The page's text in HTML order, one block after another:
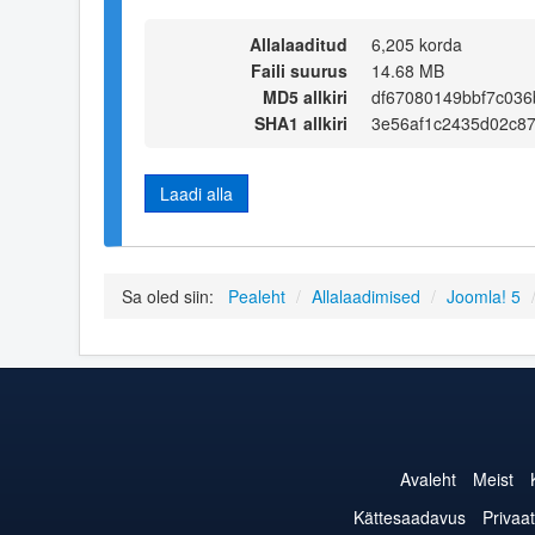
Allalaaditud
6,205 korda
Faili suurus
14.68 MB
MD5 allkiri
SHA1 allkiri
Laadi alla
Sa oled siin: Pealeht / Allalaadimised / Joomla! 5 /
Avaleht Meist
Kättesaadavus